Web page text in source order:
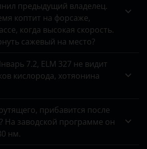
предыдущий владелец.
коптит на форсаже,
когда высокая скорость.
сажевый на место?
7.2, ELM 327 не видит
кислорода, хотяонина
прибавится после
На заводской программе он
нм.